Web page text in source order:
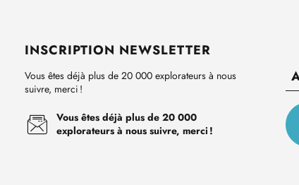
INSCRIPTION NEWSLETTER
Vous êtes déjà plus de 20 000 explorateurs à nous
suivre, merci !
Vous êtes déjà plus de 20 000
explorateurs à nous suivre, merci !